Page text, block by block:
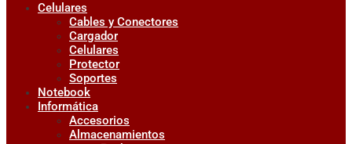
Celulares
Cables y Conectores
Cargador
Celulares
Protector
Soportes
Notebook
Informática
Accesorios
Almacenamientos